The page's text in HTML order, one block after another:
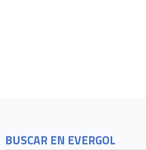
BUSCAR EN EVERGOL